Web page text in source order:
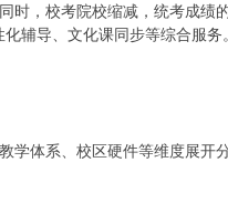
，校考院校缩减，统考成绩
辅导、文化课同步等综合服
体系、校区硬件等维度展开分